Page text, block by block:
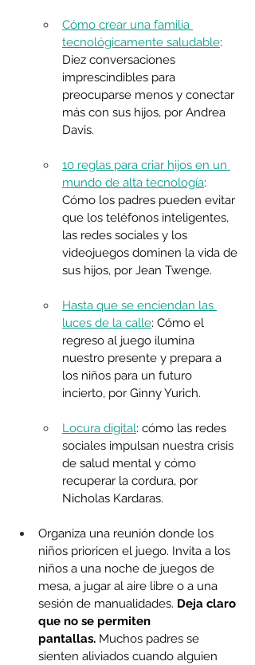
Cómo crear una familia
tecnológicamente saludable:
Diez conversaciones
imprescindibles para
preocuparse menos y conectar
más con sus hijos, por Andrea
Davis.
10 reglas para criar hijos en un
mundo de alta tecnología:
Cómo los padres pueden evitar
que los teléfonos inteligentes,
las redes sociales y los
videojuegos dominen la vida de
sus hijos, por Jean Twenge.
Hasta que se enciendan las
luces de la calle: Cómo el
regreso al juego ilumina
nuestro presente y prepara a
los niños para un futuro
incierto, por Ginny Yurich.
Locura digital: cómo las redes
sociales impulsan nuestra crisis
de salud mental y cómo
recuperar la cordura, por
Nicholas Kardaras.
Organiza una reunión donde los
niños prioricen el juego. Invita a los
niños a una noche de juegos de
mesa, a jugar al aire libre o a una
sesión de manualidades. Deja claro
que no se permiten
pantallas. Muchos padres se
sienten aliviados cuando alguien